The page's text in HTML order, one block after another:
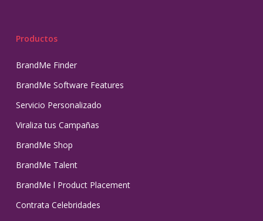
Productos
BrandMe Finder
BrandMe Software Features
Servicio Personalizado
Viraliza tus Campañas
BrandMe Shop
BrandMe Talent
BrandMe l Product Placement
Contrata Celebridades